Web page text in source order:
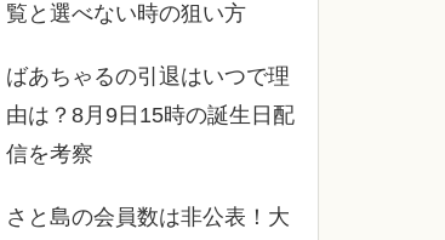
覧と選べない時の狙い方
ばあちゃるの引退はいつで理
由は？8月9日15時の誕生日配
信を考察
さと島の会員数は非公表！大